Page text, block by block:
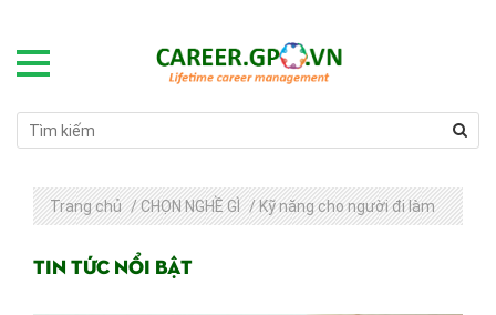
Trang chủ / CHỌN NGHỀ GÌ / Kỹ năng cho người đi làm
Tin tức nổi bật